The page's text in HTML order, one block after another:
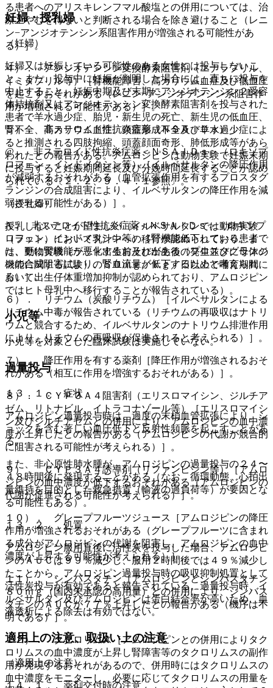
妊婦・授乳婦
（妊婦）
妊婦又は妊娠している可能性のある女性には投与しないこ
と。また、投与中に妊娠が判明した場合には、直ちに投与を
中止すること。妊娠中期及び末期にアンジオテンシン２受容
体拮抗剤又はアンジオテンシン変換酵素阻害剤を投与された
患者で羊水過少症、胎児・新生児の死亡、新生児の低血圧、
腎不全、高カリウム血症、頭蓋形成不全及び羊水過少症によ
ると推測される四肢拘縮、頭蓋顔面奇形、肺低形成等があら
われたとの報告がある。アムロジピンは動物実験で妊娠末期
に投与すると妊娠期間延長及び分娩時間延長することが認め
られている〔２．２、９．４．１参照〕。
（授乳婦）
授乳しないことが望ましい（イルベサルタンでは動物実験
（ラット）において乳汁中への移行が認められており、ま
た、動物実験（ラット出生前及び出生後の発生並びに母体の
機能に関する試験）の５０ｍｇ／ｋｇ／日以上で哺育期間に
おいて出生仔体重増加抑制が認められており、アムロジピン
ではヒト母乳中へ移行することが報告されている）。
小児等
小児等を対象とした臨床試験は実施していない。
過量投与
１３．１． 症状
アムロジピン過量投与時は、過度の末梢血管拡張により、シ
ョックを含む著しい血圧低下と反射性頻脈を起こすことがあ
る。
また、非心原性肺水腫が、アムロジピンの過量投与の２４〜
４８時間後に発現することがある（なお、循環動態、心拍出
量維持を目的とした救急措置（輸液の過負荷等）が要因とな
る可能性もある）。
１３．２． 処置
アムロジピン服用直後に活性炭を投与した場合、アムロジピ
ンのＡＵＣは９９％減少し、服用２時間後では４９％減少し
たことから、アムロジピン過量投与時の吸収抑制処置として
活性炭投与が有効であると報告されている。過量投与時、イ
ルベサルタン及びアムロジピンは蛋白結合率が高いため、血
液透析による除去は有効ではない。
適用上の注意、取扱い上の注意
（適用上の注意）
１４．１． 薬剤交付時の注意
る患者へのアリスキレンフマル酸塩との併用については、治
療上やむを得ないと判断される場合を除き避けること（レニ
ン−アンジオテンシン系阻害作用が増強される可能性があ
る）］。
４）． アンジオテンシン変換酵素阻害剤（エナラプリル、
イミダプリル等）［腎機能障害、高カリウム血症及び低血圧
を起こすおそれがある（レニン−アンジオテンシン系阻害作
用が増強される可能性がある）］。
５）． 非ステロイド性抗炎症薬（ＮＳＡＩＤｓ）：
@． 非ステロイド性抗炎症薬＜ＮＳＡＩＤｓ＞（ロキソプ
ロフェン、インドメタシン等）［イルベサルタンの降圧作用
が減弱するおそれがある（血管拡張作用を有するプロスタグ
ランジンの合成阻害により、イルベサルタンの降圧作用を減
弱させる可能性がある）］。
A． 非ステロイド性抗炎症薬＜ＮＳＡＩＤｓ＞（ロキソプ
ロフェン、インドメタシン等）［腎機能低下している患者で
は、更に腎機能が悪化するおそれがある（プロスタグランジ
ンの合成阻害により、腎血流量が低下するためと考えられ
る）］。
６）． リチウム（炭酸リチウム）［イルベサルタンによる
リチウム中毒が報告されている（リチウムの再吸収はナトリ
ウムと競合するため、イルベサルタンのナトリウム排泄作用
により、リチウムの再吸収が促進されると考えられる）］。
７）． 降圧作用を有する薬剤［降圧作用が増強されるおそ
れがある（相互に作用を増強するおそれがある）］。
８）． ＣＹＰ３Ａ４阻害剤（エリスロマイシン、ジルチア
ゼム、リトナビル、イトラコナゾール等）［エリスロマイシ
ン及びジルチアゼムとの併用により、アムロジピンの血中濃
度が上昇したとの報告がある（アムロジピンの代謝が競合的
に阻害される可能性が考えられる）］。
９）． ＣＹＰ３Ａ４誘導剤（リファンピシン等）［アムロ
ジピンの血中濃度が低下するおそれがある（アムロジピンの
代謝が促進される可能性が考えられる）］。
１０）． グレープフルーツジュース［アムロジピンの降圧
作用が増強されるおそれがある（グレープフルーツに含まれ
る成分がアムロジピンの代謝を阻害し、アムロジピンの血中
濃度が上昇する可能性が考えられる）］。
１１）． シンバスタチン［アムロジピンとシンバスタチン
８０ｍｇ（国内未承認の高用量）との併用により、シンバス
タチンのＡＵＣが７７％上昇したとの報告がある（機序は不
明である）］。
１２）． タクロリムス［アムロジピンとの併用によりタク
ロリムスの血中濃度が上昇し腎障害等のタクロリムスの副作
用が発現するおそれがあるので、併用時にはタクロリムスの
血中濃度をモニターし、必要に応じてタクロリムスの用量を